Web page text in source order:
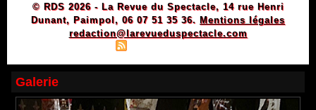
© RDS 2026 - La Revue du Spectacle, 14 rue Henri
Dunant, Paimpol, 06 07 51 35 36. Mentions légales
redaction@larevueduspectacle.com
Galerie